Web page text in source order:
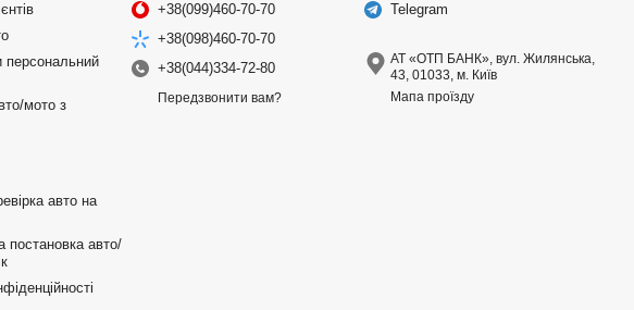
персональний
мото з
авто на
постановка авто/
+38(099)460-70-70
+38(098)460-70-70
+38(044)334-72-80
Передзвонити вам?
Telegram
АТ «ОТП БАНК», вул. Жилянська,
43, 01033, м. Київ
Мапа проїзду